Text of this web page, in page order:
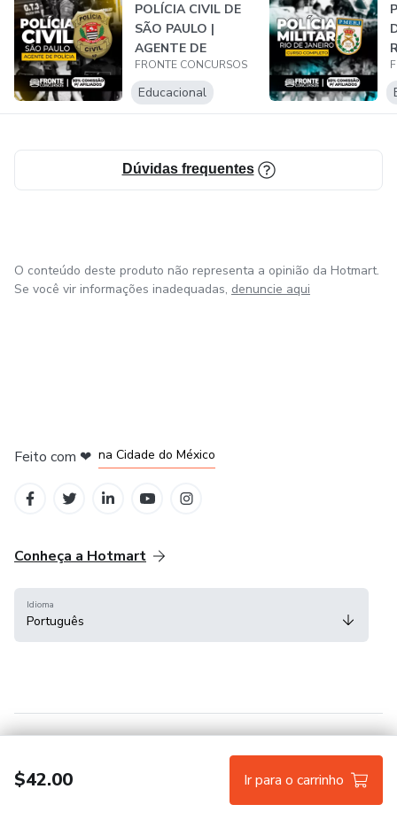
POLÍCIA CIVIL DE
SÃO PAULO |
AGENTE DE
POLÍCIA
FRONTE CONCURSOS
Educacional
Dúvidas frequentes
$42.00 Ir para o carrinho
O conteúdo deste produto não representa a opinião da Hotmart.
Se você vir informações inadequadas, denuncie aqui
Feito com ❤ na Cidade do México
Conheça a Hotmart
Idioma
Português
Hotmart — 2011-2026 © Todos os direitos reservados.